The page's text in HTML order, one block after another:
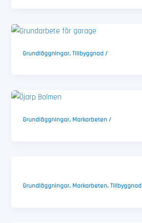
Grundläggningar,Tillbyggnad /
Grundläggningar, Markarbeten /
Grundläggningar, Markarbeten,Tillbyggnad